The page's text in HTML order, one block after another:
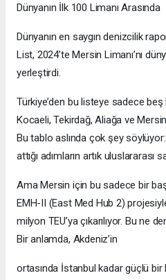
Dünyanın İlk 100 Limanı Arasında
Dünyanın en saygın denizcilik
List, 2024’te Mersin Limanı’nı
yerleştirdi.
Türkiye’den bu listeye sadece beş
Kocaeli, Tekirdağ, Aliağa ve
Bu tablo aslında çok şey
attığı adımların artık uluslararası
Ama Mersin için bu sadece bir
EMH-II (East Med Hub 2)
milyon TEU’ya çıkarılıyor. Bu ne
Bir anlamda, Akdeniz’in
ortasında İstanbul kadar güçlü